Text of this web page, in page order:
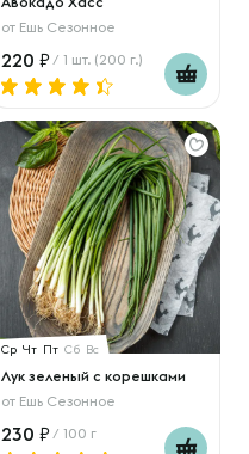
от Ешь Сезонное
220 / 1 шт. (200 г.)
Ср Чт Пт Сб Вс
Лук зеленый с корешками
от Ешь Сезонное
230 / 100 г